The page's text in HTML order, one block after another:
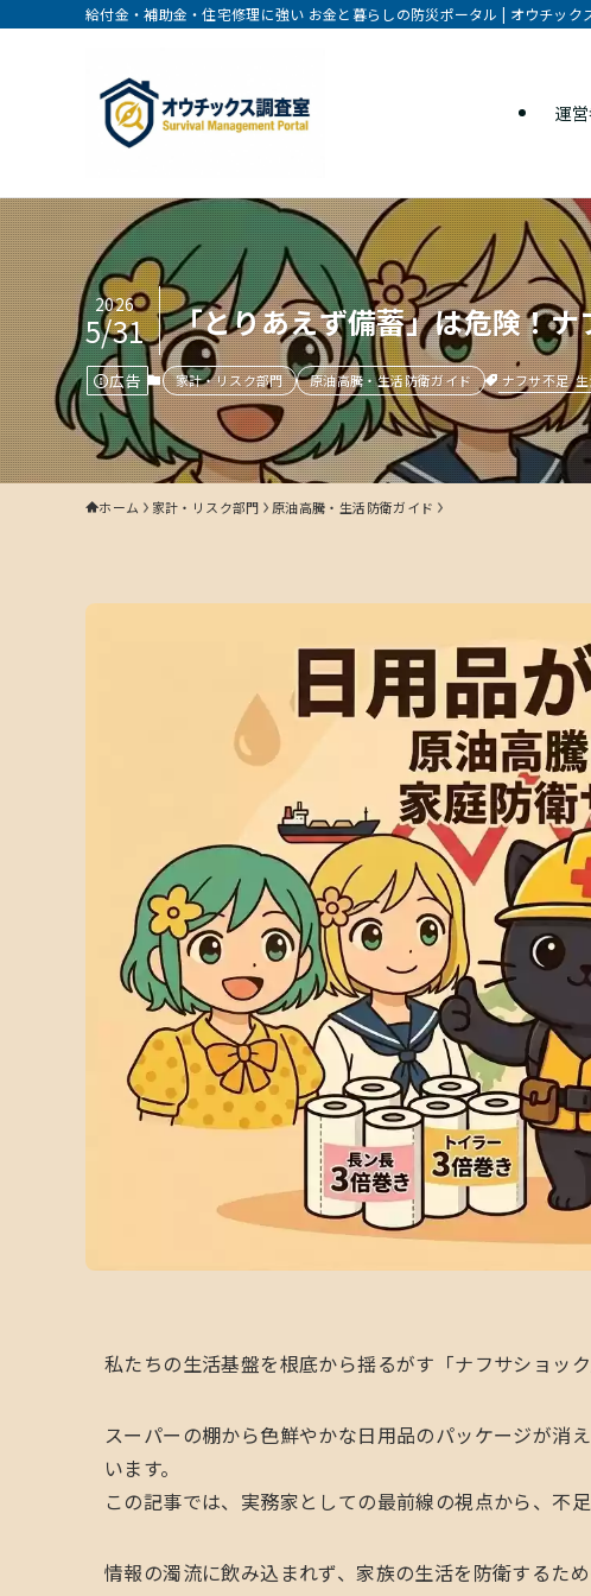
給付金・補助金・住宅修理に強い お金と暮らしの防災ポータル | オウチック
運
「とりあえず備蓄」は危険！
2026
5/31
広告 家計・リスク部門 原油高騰・生活防衛ガイド ナフサ不足
ホーム 家計・リスク部門 原油高騰・生活防衛ガイド
私たちの生活基盤を根底から揺るがす「ナフサショック
スーパーの棚から色鮮やかな日用品のパッケージが消
います。
この記事では、実務家としての最前線の視点から、不
情報の濁流に飲み込まれず、家族の生活を防衛するた